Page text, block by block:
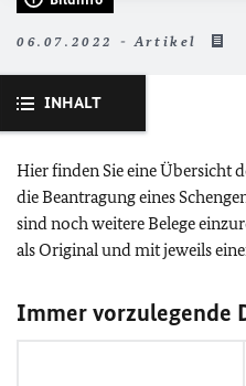
06.07.2022 - Artikel
INHALT
Hier finden Sie eine Übersicht
die Beantragung eines
sind noch weitere Belege
als Original und mit jeweils
Immer vorzulegende